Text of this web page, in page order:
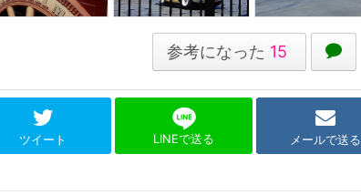
参考になった 15
ツイート LINEで送る メールで送る